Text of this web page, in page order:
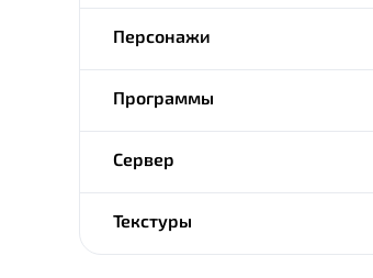
Персонажи
Программы
Сервер
Текстуры